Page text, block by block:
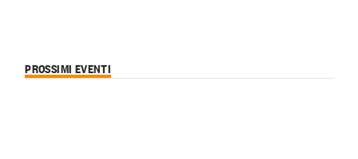
PROSSIMI EVENTI